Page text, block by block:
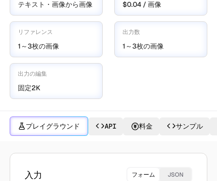
テキスト・画像から画像 $0.04 / 画像
リファレンス
1～3枚の画像
出力数
1～3枚の画像
出力の編集
固定2K
プレイグラウンド API 料金 サンプル
Wan 2.6 Imageで作成
入力 フォーム JSON